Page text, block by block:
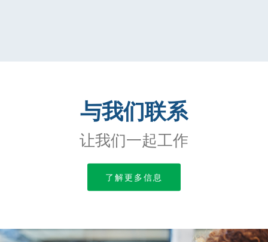
与我们联系
让我们一起工作
了解更多信息